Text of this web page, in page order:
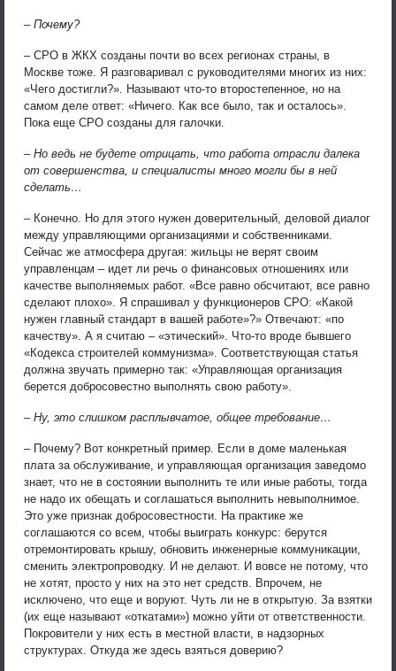
– Почему?
– СРО в ЖКХ созданы почти во всех регионах страны, в
Москве тоже. Я разговаривал с руководителями многих из них:
«Чего достигли?». Называют что-то второстепенное, но на
самом деле ответ: «Ничего. Как все было, так и осталось».
Пока еще СРО созданы для галочки.
– Но ведь не будете отрицать, что работа отрасли далека
от совершенства, и специалисты много могли бы в ней
сделать…
– Конечно. Но для этого нужен доверительный, деловой диалог
между управляющими организациями и собственниками.
Сейчас же атмосфера другая: жильцы не верят своим
управленцам – идет ли речь о финансовых отношениях или
качестве выполняемых работ. «Все равно обсчитают, все равно
сделают плохо». Я спрашивал у функционеров СРО: «Какой
нужен главный стандарт в вашей работе»?» Отвечают: «по
качеству». А я считаю – «этический». Что-то вроде бывшего
«Кодекса строителей коммунизма». Соответствующая статья
должна звучать примерно так: «Управляющая организация
берется добросовестно выполнять свою работу».
– Ну, это слишком расплывчатое, общее требование…
– Почему? Вот конкретный пример. Если в доме маленькая
плата за обслуживание, и управляющая организация заведомо
знает, что не в состоянии выполнить те или иные работы, тогда
не надо их обещать и соглашаться выполнить невыполнимое.
Это уже признак добросовестности. На практике же
соглашаются со всем, чтобы выиграть конкурс: берутся
отремонтировать крышу, обновить инженерные коммуникации,
сменить электропроводку. И не делают. И вовсе не потому, что
не хотят, просто у них на это нет средств. Впрочем, не
исключено, что еще и воруют. Чуть ли не в открытую. За взятки
(их еще называют «откатами») можно уйти от ответственности.
Покровители у них есть в местной власти, в надзорных
структурах. Откуда же здесь взяться доверию?